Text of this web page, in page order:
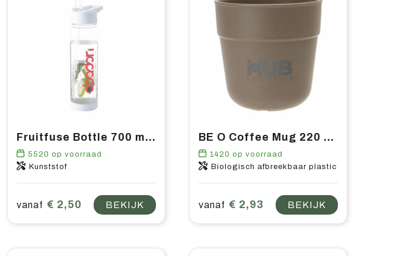
Fruitfuse Bottle 700 ml drinkfles
5520 op voorraad
Kunststof
vanaf € 2,50 BEKIJK
BE O Coffee Mug 220 ml koffiebeker
1420 op voorraad
Biologisch afbreekbaar plastic
vanaf € 2,93 BEKIJK